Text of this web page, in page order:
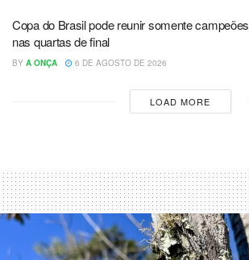
Copa do Brasil pode reunir somente campeões
nas quartas de final
BY A ONÇA 6 DE AGOSTO DE 2026
LOAD MORE